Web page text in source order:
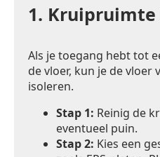
1.
Als je toegang hebt tot
de vloer, kun je de
isoleren.
Stap 1: Reinig de
eventueel puin.
Stap 2: Kies een